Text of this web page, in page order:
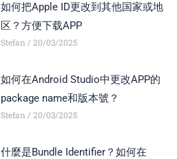
如何把Apple ID更改到其他国家或地
区？方便下载APP
Stefan 20/03/2025
如何在Android Studio中更改APP的
package name和版本號？
Stefan 20/03/2025
什麼是Bundle Identifier？如何在